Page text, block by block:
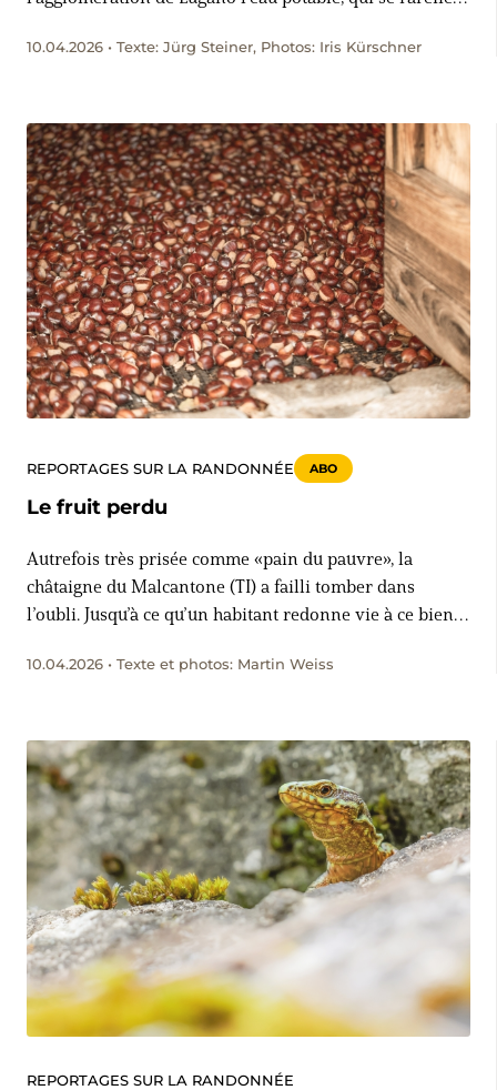
10.04.2026 • Texte: Jürg Steiner, Photos: Iris Kürschner
REPORTAGES SUR LA RANDONNÉE ABO
Le fruit perdu
Autrefois très prisée comme «pain du pauvre», la
châtaigne du Malcantone (TI) a failli tomber dans
l’oubli. Jusqu’à ce qu’un habitant redonne vie à ce bien
seulement consommé sous forme de marrons chauds.
10.04.2026 • Texte et photos: Martin Weiss
REPORTAGES SUR LA RANDONNÉE